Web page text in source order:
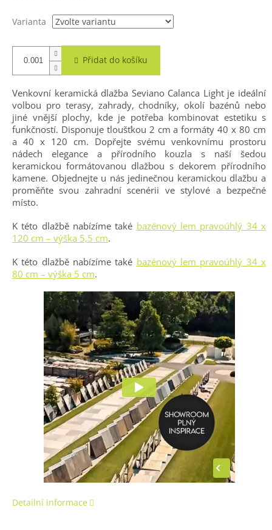
Varianta
Přidat do košíku
Venkovní keramická dlažba Seviano Calanca Light je ideální
volbou pro terasy, zahrady, chodníky, okolí bazénů nebo
jiné vnější plochy, kde je potřeba kombinovat estetiku s
funkčností. Disponuje tloušťkou 2 cm a formáty 40 x 80 cm
a 40 x 120 cm. Dopřejte svému venkovnímu prostoru
nádech elegance a přírodního kouzla s naší šedou
keramickou formátovanou dlažbou s dekorem přírodního
kamene. Objednejte u nás jedinečnou keramickou dlažbu a
proměňte svou zahradní scenérii ve stylové a bezpečné
místo.
K této dlažbě nabízíme také bazénový lem pravoúhlý 34 x
120 cm – výška 5,5 cm.
K této dlažbě nabízíme také bazénový lem pravoúhlý 34 x
80 cm – výška 5 cm.
Detailní informace